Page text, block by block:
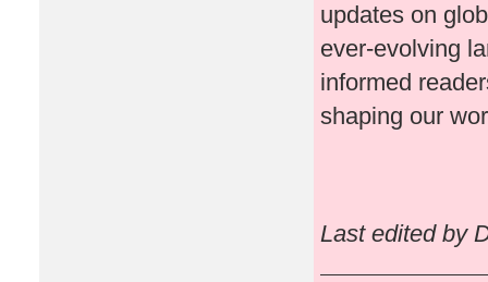
updates on
ever-evolving
informed
shaping our
Last edited by